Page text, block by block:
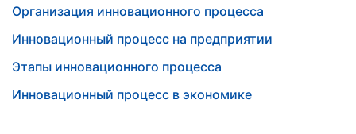
Организация инновационного процесса
Инновационный процесс на предприятии
Этапы инновационного процесса
Инновационный процесс в экономике